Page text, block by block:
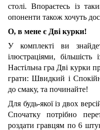
столі. Впораєтесь із
опоненти також хочуть
О, в мене є Дві курки!
У комплекті ви
ілюстраціями, більшість
Настільна гра Дві курки
грати: Швидкий і
до смаку, та починайте!
Для будь-якої із двох
Спочатку потрібно
роздати гравцям по 6